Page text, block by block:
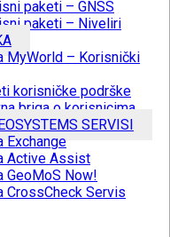
paketi – GNSS
paketi – Niveliri
MyWorld – Korisnički
korisničke podrške
briga o korisnicima
SERVISI
Exchange
Active Assist
GeoMoS Now!
CrossCheck Servis